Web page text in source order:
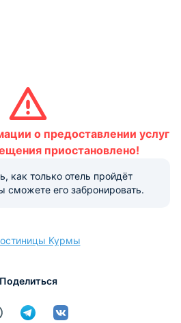
домашних животных. Данная
на ресепшене:
о предоставлении услуг
приостановлено!
как только отель пройдёт
сможете его забронировать.
Курмы
Поделиться